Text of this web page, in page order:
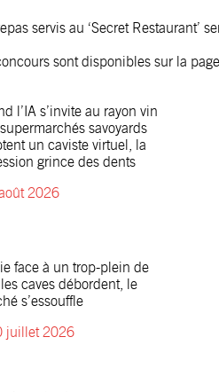
servis au ‘Secret Restaurant’
sont disponibles sur la
l’IA s’invite au rayon vin
savoyards
un caviste virtuel, la
grince des dents
2026
face à un trop-plein de
caves débordent, le
s’essouffle
juillet 2026